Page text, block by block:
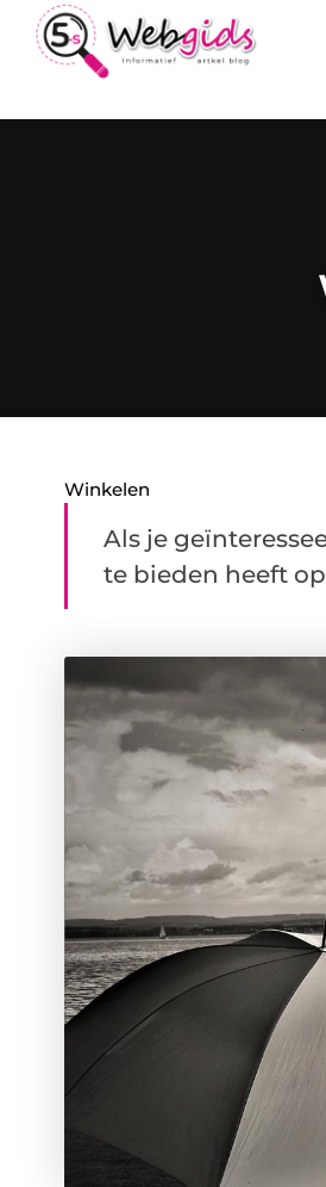
Winkelen
Als je
te bieden heeft